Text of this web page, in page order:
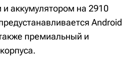
аккумулятором на 2910
Android
премиальный и